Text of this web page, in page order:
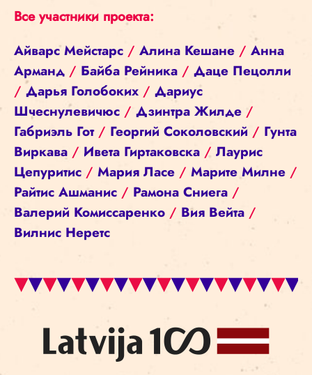
Все участники проекта:
Айварс Мейстарс / Алина Кешане / Анна
Арманд / Байба Рейника / Даце Пецолли
/ Дарья Голобоких / Дариус
Шчеснулевичюс / Дзинтра Жилде /
Габриэль Гот/ Георгий Соколовский / Гунта
Виркава / Ивета Гиртаковска / Лаурис
Цепуритис / Мария Ласе / Марите Милне /
Райтис Ашманис / Рамона Сниега /
Валерий Комиссаренко / Вия Вейта /
Вилнис Неретс